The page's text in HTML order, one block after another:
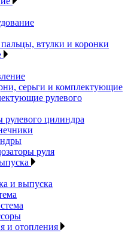
втулки и коронки
серьги и комплектующие
рулевого
рулевого цилиндра
руля
и выпуска
и отопления